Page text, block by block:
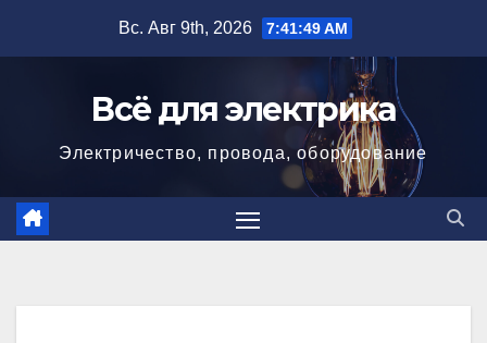
Вс. Авг 9th, 2026 7:41:50 AM
Всё для электрика
Электричество, провода, оборудование